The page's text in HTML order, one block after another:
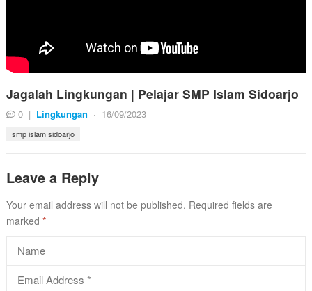
Jagalah Lingkungan | Pelajar SMP Islam Sidoarjo
0 | Lingkungan · 16/09/2023
smp islam sidoarjo
Leave a Reply
Your email address will not be published. Required fields are
marked *